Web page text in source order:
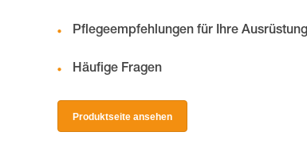
Pflegeempfehlungen für Ihre Ausrüstung
Häufige Fragen
Produktseite ansehen